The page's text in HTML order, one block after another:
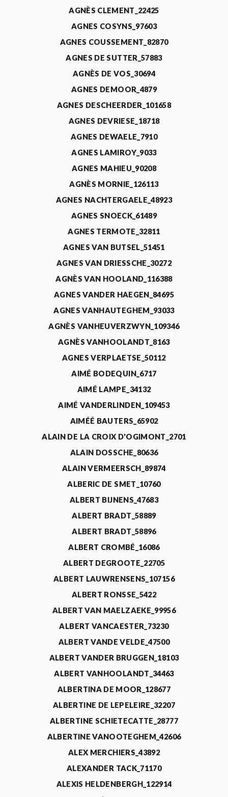
AGNÈS CLEMENT_22425
AGNES COSYNS_97603
AGNES COUSSEMENT_82870
AGNES DE SUTTER_57883
AGNÈS DE VOS_30694
AGNES DEMOOR_4879
AGNES DESCHEERDER_101658
AGNES DEVRIESE_18718
AGNES DEWAELE_7910
AGNES LAMIROY_9033
AGNES MAHIEU_90208
AGNÈS MORNIE_126113
AGNES NACHTERGAELE_48923
AGNES SNOECK_61489
AGNES TERMOTE_32811
AGNES VAN BUTSEL_51451
AGNES VAN DRIESSCHE_30272
AGNÈS VAN HOOLAND_116388
AGNES VANDER HAEGEN_84695
AGNES VANHAUTEGHEM_93033
AGNÈS VANHEUVERZWYN_109346
AGNÈS VANHOOLANDT_8163
AGNES VERPLAETSE_50112
AIMÉ BODEQUIN_6717
AIMÉ LAMPE_34132
AIMÉ VANDERLINDEN_109453
AIMÉÉ BAUTERS_65902
ALAIN DE LA CROIX D'OGIMONT_2701
ALAIN DOSSCHE_80636
ALAIN VERMEERSCH_89874
ALBERIC DE SMET_10760
ALBERT BIJNENS_47683
ALBERT BRADT_58889
ALBERT BRADT_58896
ALBERT CROMBÉ_16086
ALBERT DEGROOTE_22705
ALBERT LAUWRENSENS_107156
ALBERT RONSSE_5422
ALBERT VAN MAELZAEKE_99956
ALBERT VANCAESTER_73230
ALBERT VANDE VELDE_47500
ALBERT VANDER BRUGGEN_18103
ALBERT VANHOOLANDT_34463
ALBERTINA DE MOOR_128677
ALBERTINE DE LEPELEIRE_32207
ALBERTINE SCHIETECATTE_28777
ALBERTINE VANOOTEGHEM_42606
ALEX MERCHIERS_43892
ALEXANDER TACK_71170
ALEXIS HELDENBERGH_122914